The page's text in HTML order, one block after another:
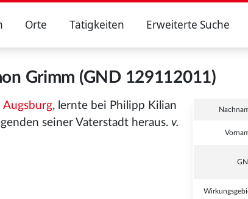
Orte Tätigkeiten Erweiterte Suche
Grimm (GND 129112011)
Augsburg, lernte bei Philipp Kilian
seiner Vaterstadt heraus. v.